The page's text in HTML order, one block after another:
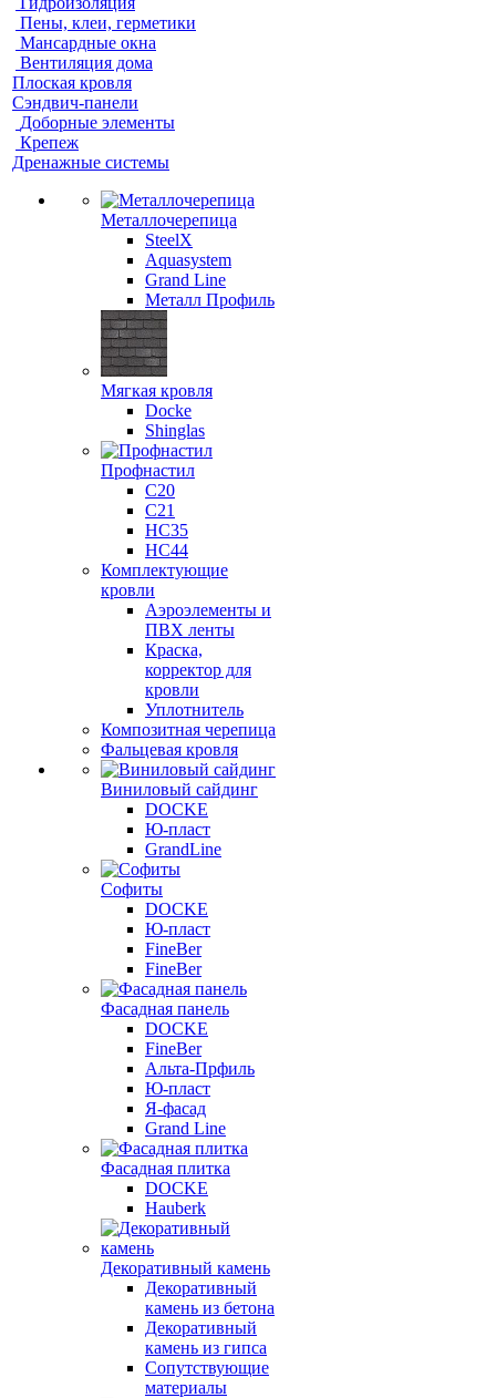
Пены, клеи, герметики
Мансардные окна
Вентиляция дома
Плоская кровля
Сэндвич-панели
Доборные элементы
Крепеж
Дренажные системы
Металлочерепица
SteelX
Aquasystem
Grand Line
Металл Профиль
Мягкая кровля
Docke
Shinglas
Профнастил
C20
C21
НС35
НС44
Комплектующие
кровли
Аэроэлементы и
ПВХ ленты
Краска,
корректор для
кровли
Уплотнитель
Композитная черепица
Фальцевая кровля
Виниловый сайдинг
DOCKE
Ю-пласт
GrandLine
Софиты
DOCKE
Ю-пласт
FineBer
FineBer
Фасадная панель
DOCKE
FineBer
Альта-Прфиль
Ю-пласт
Я-фасад
Grand Line
Фасадная плитка
DOCKE
Hauberk
Декоративный камень
Декоративный
камень из бетона
Декоративный
камень из гипса
Сопутствующие
материалы